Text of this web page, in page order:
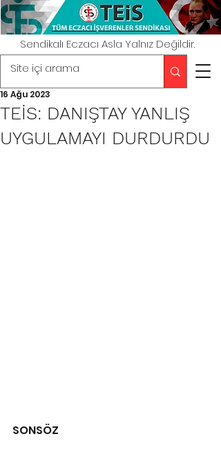
Sendikalı Eczacı Asla Yalnız Değildir.
TEİS: DANIŞTAY YANLIŞ
UYGULAMAYI DURDURDU
16 Ağu 2023
SONSÖZ